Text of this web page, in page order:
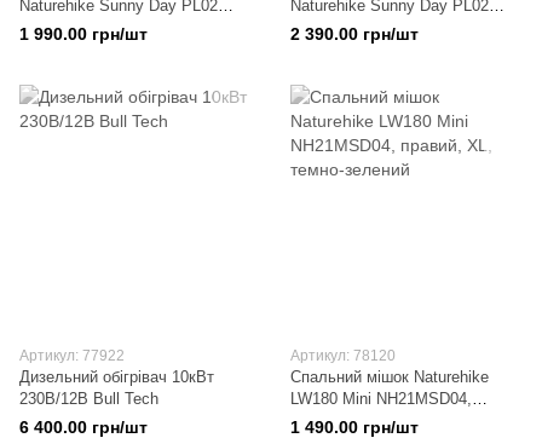
Naturehike Sunny Day PL02
U250 CNK2550WS028, (8,5°C),
правий, коричнево-зелений
1 990.00 грн/шт
Naturehike Sunny Day PL02
U450 CNK2550WS028, (3,9°C),
правий, коричнево-зелений
2 390.00 грн/шт
Артикул: 77922
Дизельний обігрівач 10кВт
230В/12В Bull Tech
6 400.00 грн/шт
Артикул: 78120
Спальний мішок Naturehike
LW180 Mini NH21MSD04,
правий, XL, темно-зелений
1 490.00 грн/шт